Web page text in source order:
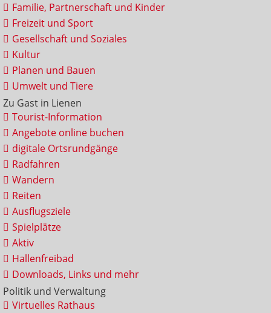
Familie, Partnerschaft und Kinder
Freizeit und Sport
Gesellschaft und Soziales
Kultur
Planen und Bauen
Umwelt und Tiere
Zu Gast in Lienen
Tourist-Information
Angebote online buchen
digitale Ortsrundgänge
Radfahren
Wandern
Reiten
Ausflugsziele
Spielplätze
Aktiv
Hallenfreibad
Downloads, Links und mehr
Politik und Verwaltung
Virtuelles Rathaus